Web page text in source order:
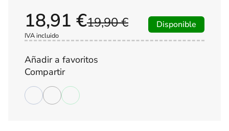
19,90 €
18,91 €
IVA incluido
Disponible
Añadir a favoritos
Compartir